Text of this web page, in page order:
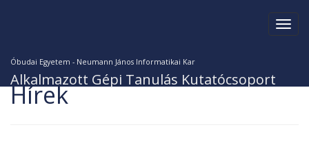
Óbudai Egyetem - Neumann János Informatikai Kar
Alkalmazott Gépi Tanulás Kutatócsoport
Hírek